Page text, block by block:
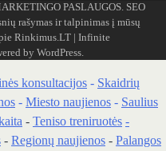
PASLAUGOS. SEO
rašymas ir talpinimas į mūsų
Rinkimus.LT| Infinite
by WordPress.
konsultacijos - Skaidrių
- Miesto naujienos - Saulius
- Teniso treniruotės -
- Regionų naujienos - Palangos